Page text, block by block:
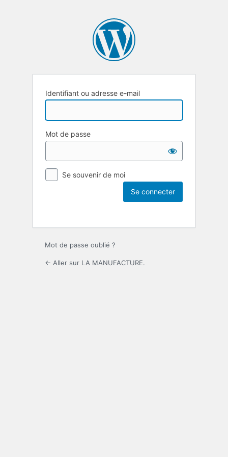
Identifiant ou adresse e-mail
Mot de passe
Se souvenir de moi
Mot de passe oublié ?
← Aller sur LA MANUFACTURE.